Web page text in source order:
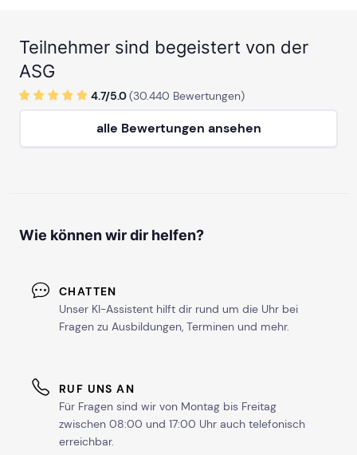
Teilnehmer sind begeistert von der
ASG
4.7/5.0(30.440 Bewertungen)
alle Bewertungen ansehen
Wie können wir dir helfen?
CHATTEN
Unser KI-Assistent hilft dir rund um die Uhr bei
Fragen zu Ausbildungen, Terminen und mehr.
RUF UNS AN
Für Fragen sind wir von Montag bis Freitag
zwischen 08:00 und 17:00 Uhr auch telefonisch
erreichbar.